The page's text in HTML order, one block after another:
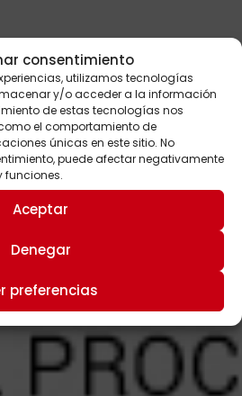
consentimiento
utilizamos tecnologías
y/o acceder a la información
de estas tecnologías nos
el comportamiento de
únicas en este sitio. No
puede afectar negativamente
funciones.
Aceptar
Denegar
preferencias